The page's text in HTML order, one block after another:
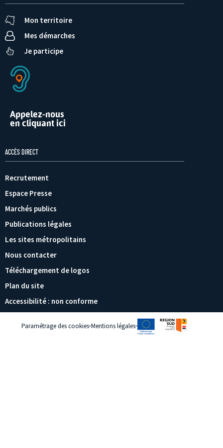
Mon territoire
Mes démarches
Je participe
Appelez-nous
en cliquant ici
ACCÈS DIRECT
Recrutement
Espace Presse
Marchés publics
Publications légales
Les sites métropolitains
Nous contacter
Téléchargement de logos
Plan du site
Accessibilité : non conforme
Paramétrage des cookies Mentions légales